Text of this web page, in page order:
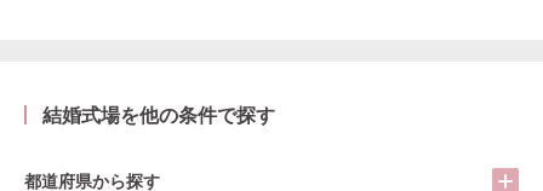
結婚式場を他の条件で探す
都道府県から探す